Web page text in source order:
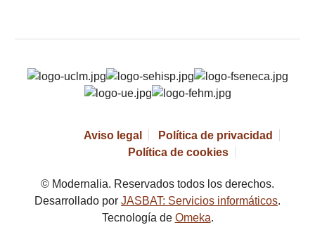
Aviso legal
Política de privacidad
Política de cookies
© Modernalia. Reservados todos los derechos.
Desarrollado por JASBAT: Servicios informáticos.
Tecnología de Omeka.